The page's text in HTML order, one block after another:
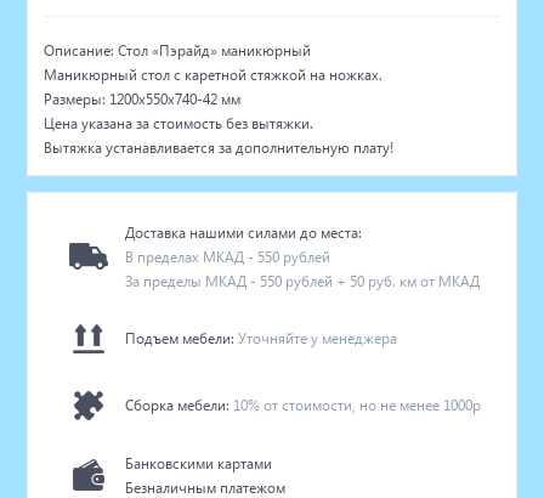
Описание: Стол «Пэрайд» маникюрный
Маникюрный стол с каретной стяжкой на ножках.
Размеры: 1200х550х740-42 мм
Цена указана за стоимость без вытяжки.
Вытяжка устанавливается за дополнительную плату!
Доставка нашими силами до места:
В пределах МКАД - 550 рублей
За пределы МКАД - 550 рублей + 50 руб. км от МКАД
Подъем мебели:Уточняйте у менеджера
Сборка мебели: 10% от стоимости, но не менее 1000р
Банковскими картами
Безналичным платежом